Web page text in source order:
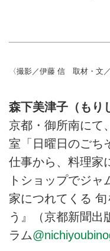
〈撮影／伊藤 信 取材・文／
森下美津子（もり
京都・御所南にて
室「日曜日のごち
仕事から、料理家
トショップでジャ
家につれてくる
う』（京都新聞出
ラム